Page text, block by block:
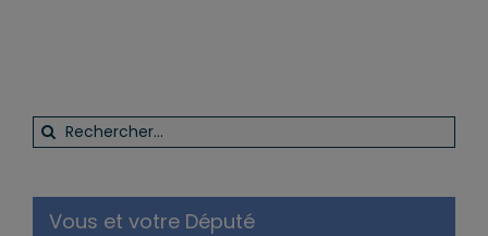
Rechercher:
Vous et votre Député